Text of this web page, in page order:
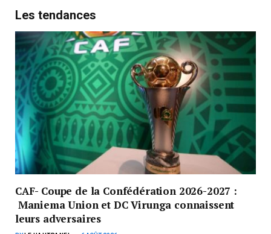
Les tendances
CAF- Coupe de la Confédération 2026-2027 :
Maniema Union et DC Virunga connaissent
leurs adversaires